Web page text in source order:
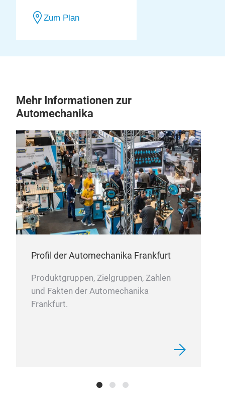
Zum Plan
Mehr Informationen zur
Automechanika
Profil der Automechanika Frankfurt
Produktgruppen, Zielgruppen, Zahlen
und Fakten der Automechanika
Frankfurt.